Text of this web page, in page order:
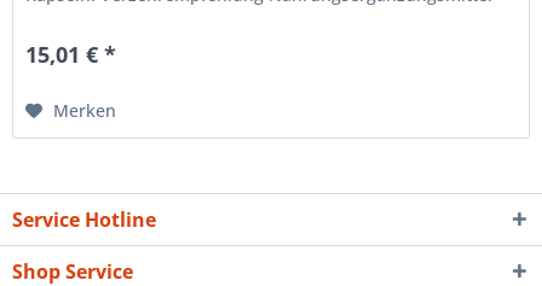
15,01 € *
Merken
Service Hotline
Shop Service